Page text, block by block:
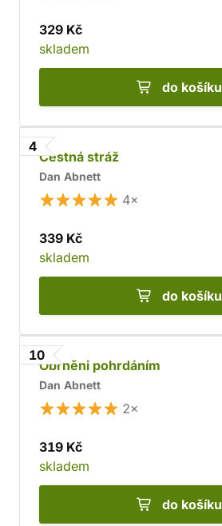
329 Kč
skladem
do košíku
4
Čestná stráž
Dan Abnett
4×
339 Kč
skladem
do košíku
10
Obrněni pohrdáním
Dan Abnett
2×
319 Kč
skladem
do košíku